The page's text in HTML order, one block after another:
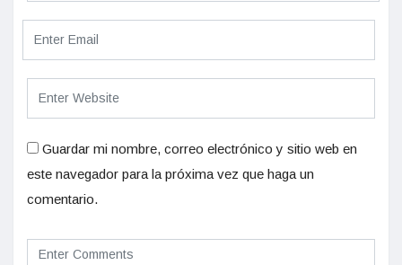
Guardar mi nombre, correo electrónico y sitio web en
este navegador para la próxima vez que haga un
comentario.